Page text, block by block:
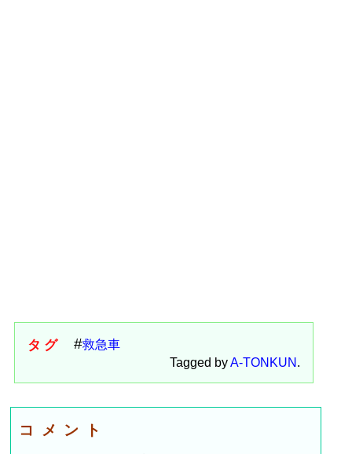
タグ
救急車
Tagged byA-TONKUN .
コメント